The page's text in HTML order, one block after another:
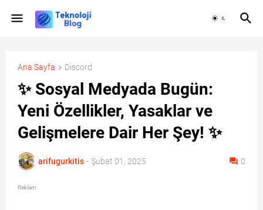
Ana Sayfa Discord
✨ Sosyal Medyada Bugün:
Yeni Özellikler, Yasaklar ve
Gelişmelere Dair Her Şey! ✨
arifugurkitis - Şubat 01, 2025 0
Reklam